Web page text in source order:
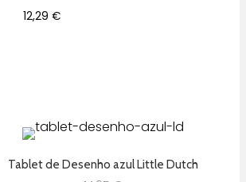
12,29 €
Tablet de Desenho azul Little Dutch